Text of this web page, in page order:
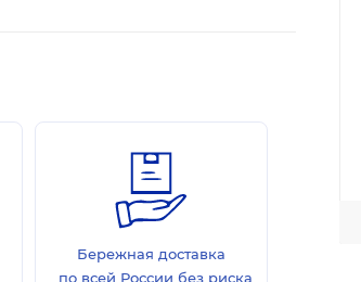
Бережная доставка
по всей России без риска